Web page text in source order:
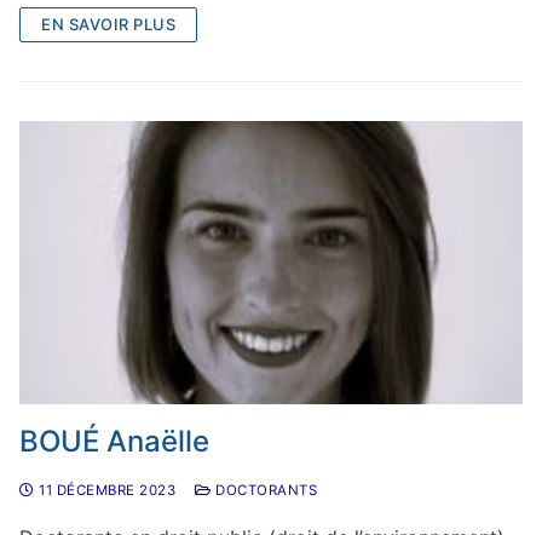
EN SAVOIR PLUS
BOUÉ Anaëlle
11 DÉCEMBRE 2023 DOCTORANTS